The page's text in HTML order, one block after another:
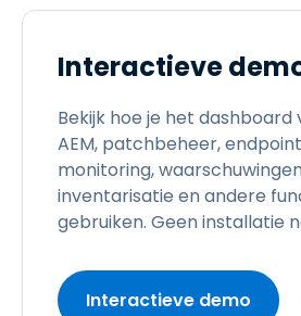
Interactieve
Bekijk hoe je het dashboard
AEM, patchbeheer,
monitoring,
inventarisatie en andere
gebruiken. Geen installatie
Interactieve demo